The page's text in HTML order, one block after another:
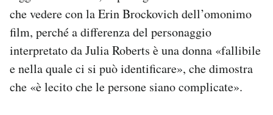
che vedere con la Erin Brockovich dell’omonimo
film, perché a differenza del personaggio
interpretato da Julia Roberts è una donna «fallibile
e nella quale ci si può identificare», che dimostra
che «è lecito che le persone siano complicate».